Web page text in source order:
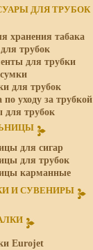
ДЛЯ ТРУБОК
хранения табака
трубок
для трубки
для трубок
по уходу за трубкой
для трубок
для сигар
для трубок
карманные
И СУВЕНИРЫ
Eurojet